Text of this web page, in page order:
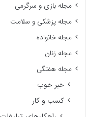
مجله بازی و سرگرمی
مجله پزشکی و سلامت
مجله خانواده
مجله زنان
مجله هفتگی
خبر خوب
کسب و کار